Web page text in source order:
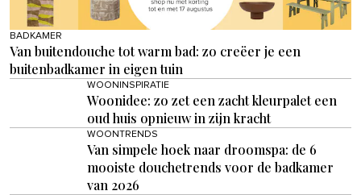
BADKAMER
Van buitendouche tot warm bad: zo creëer je een
buitenbadkamer in eigen tuin
WOONINSPIRATIE
Woonidee: zo zet een zacht kleurpalet een
oud huis opnieuw in zijn kracht
WOONTRENDS
Van simpele hoek naar droomspa: de 6
mooiste douchetrends voor de badkamer
van 2026